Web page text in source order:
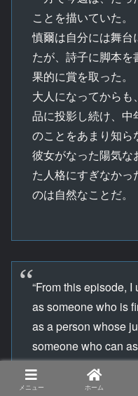
ことを描いていた。
慎爾は自分には舞台
たが、詩子に脚本
果的に賞を取った。
大人になってから
品に投影し続け、
のことをあまり知ら
彼女がなった陽気な
た人格にすぎなかっ
のは自然なことだ。
“From this episode,
as someone who is
as a person whose
someone who can
grandchild’s
personal feelings
メニュー ホーム